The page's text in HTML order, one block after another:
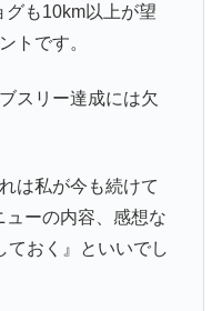
グも10km以上が望
トです。
スリー達成には欠
は私が今も続けて
ーの内容、感想な
ておく』といいでし